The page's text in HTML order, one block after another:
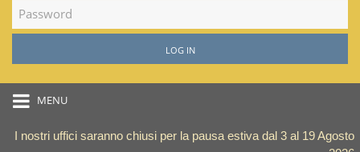
LOG IN
MENU
I nostri uffici saranno chiusi per la pausa estiva dal 3 al 19 Agosto